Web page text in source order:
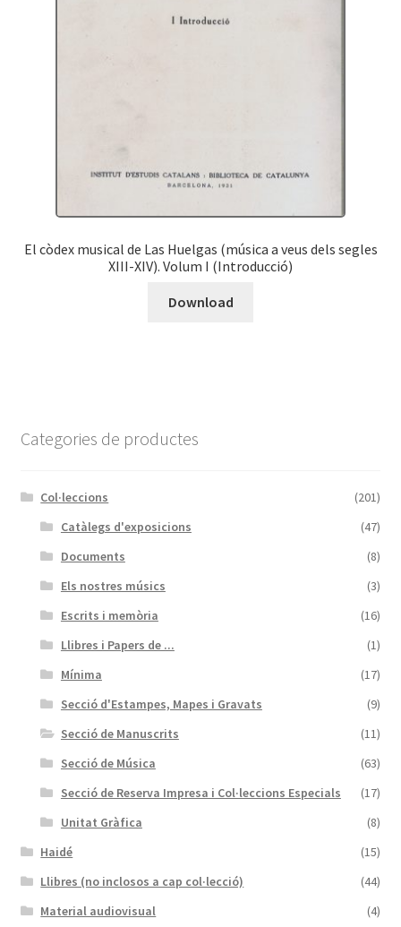
El còdex musical de Las Huelgas (música a veus dels segles
XIII-XIV). Volum I (Introducció)
Download
Categories de productes
Col·leccions
(201)
Catàlegs d'exposicions
(47)
Documents
(8)
Els nostres músics
(3)
Escrits i memòria
(16)
Llibres i Papers de ...
(1)
Mínima
(17)
Secció d'Estampes, Mapes i Gravats
(9)
Secció de Manuscrits
(11)
Secció de Música
(63)
Secció de Reserva Impresa i Col·leccions Especials
(17)
Unitat Gràfica
(8)
Haidé
(15)
Llibres (no inclosos a cap col·lecció)
(44)
Material audiovisual
(4)